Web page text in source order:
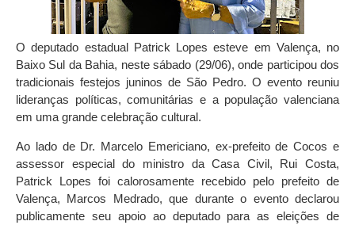
O deputado estadual Patrick Lopes esteve em Valença, no
Baixo Sul da Bahia, neste sábado (29/06), onde participou dos
tradicionais festejos juninos de São Pedro. O evento reuniu
lideranças políticas, comunitárias e a população valenciana
em uma grande celebração cultural.
Ao lado de Dr. Marcelo Emericiano, ex-prefeito de Cocos e
assessor especial do ministro da Casa Civil, Rui Costa,
Patrick Lopes foi calorosamente recebido pelo prefeito de
Valença, Marcos Medrado, que durante o evento declarou
publicamente seu apoio ao deputado para as eleições de